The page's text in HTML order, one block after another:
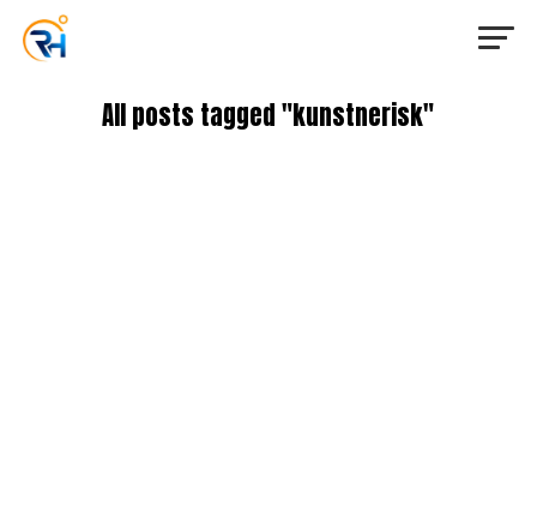
All posts tagged "kunstnerisk"